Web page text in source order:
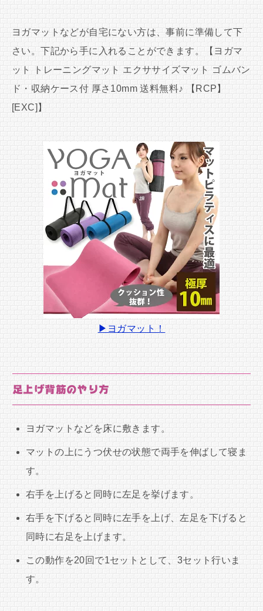
ヨガマットなどが自宅にない方は、事前に準備して下
さい。下記から手に入れることができます。【ヨガマ
ット トレーニングマット エクササイズマット ゴムバン
ド・収納ケース付 厚さ10mm 送料無料♪ 【RCP】
[EXC]】
▶ヨガマット！
足上げ背筋のやり方
ヨガマットなどを床に敷きます。
マットの上にうつ伏せの状態で両手を伸ばして寝ま
す。
右手を上げると同時に左足を挙げます。
右手を下げると同時に左手を上げ、左足を下げると
同時に右足を上げます。
この動作を20回で1セットとして、3セット行いま
す。